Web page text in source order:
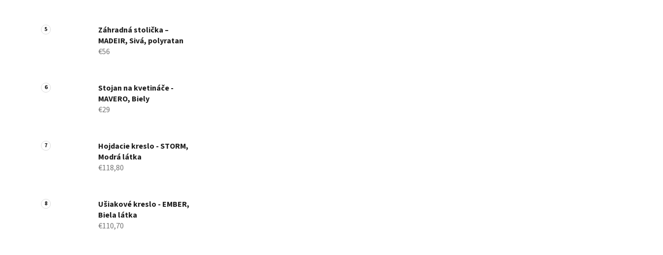
Záhradná stolička –
MADEIR, Sivá, polyratan
€56
Stojan na kvetináče -
MAVERO, Biely
€29
Hojdacie kreslo - STORM,
Modrá látka
€118,80
Ušiakové kreslo - EMBER,
Biela látka
€110,70